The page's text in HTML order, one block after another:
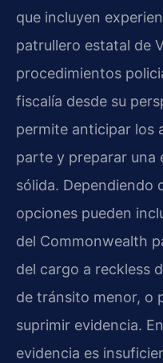
que incluyen
patrullero estatal de
procedimientos
fiscalía desde su
permite anticipar los
parte y preparar una
sólida. Dependiendo
opciones pueden
del Commonwealth
del cargo a reckless
de tránsito menor, o
suprimir evidencia.
evidencia es